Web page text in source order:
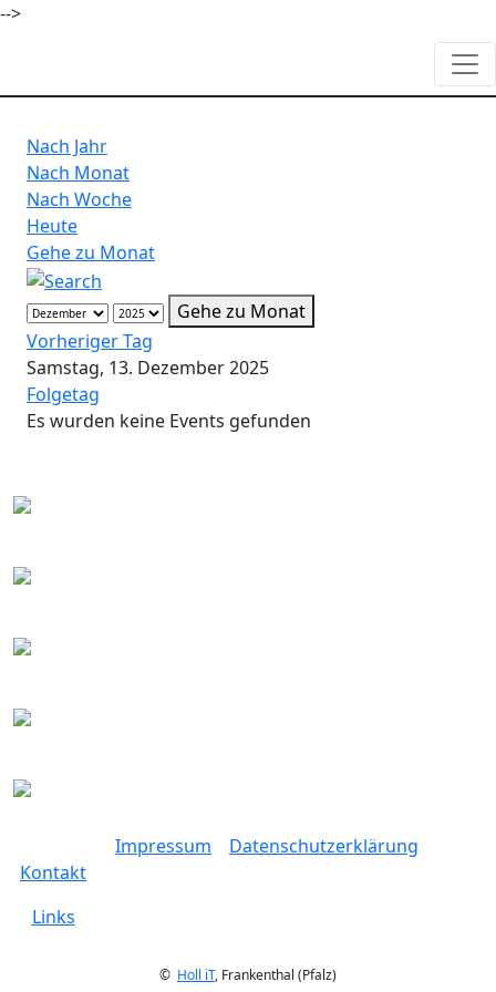
-->
Nach Jahr
Nach Monat
Nach Woche
Heute
Gehe zu Monat
Gehe zu Monat
Vorheriger Tag
Samstag, 13. Dezember 2025
Folgetag
Es wurden keine Events gefunden
Kontakt
Impressum Datenschutzerklärung
Links
© Holl iT, Frankenthal (Pfalz)